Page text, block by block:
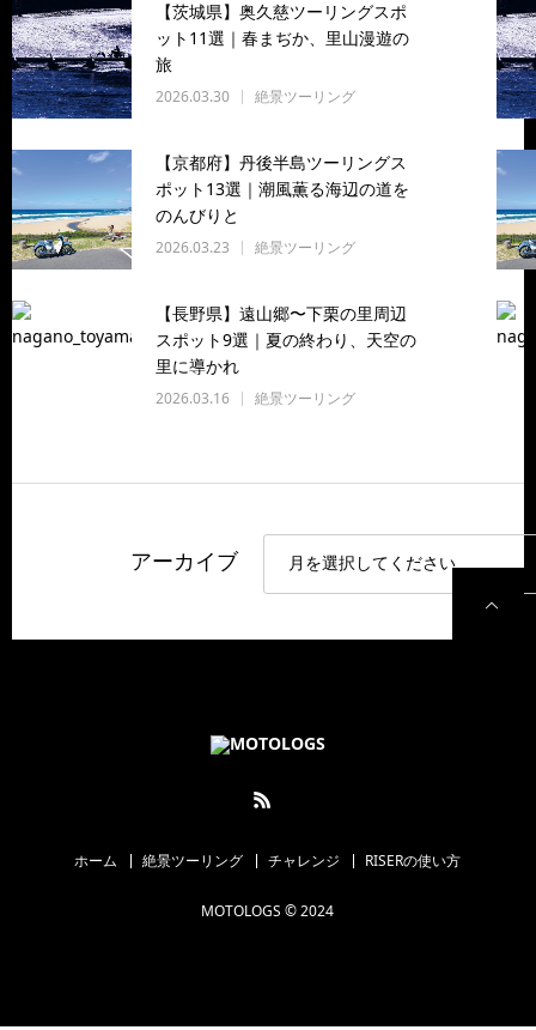
【茨城県】奥久慈ツーリングスポ
ット11選｜春まぢか、里山漫遊の
旅
2026.03.30 絶景ツーリング
【京都府】丹後半島ツーリングス
ポット13選｜潮風薫る海辺の道を
のんびりと
2026.03.23 絶景ツーリング
【長野県】遠山郷〜下栗の里周辺
スポット9選｜夏の終わり、天空の
里に導かれ
2026.03.16 絶景ツーリング
アーカイブ
ホーム 絶景ツーリング チャレンジ RISERの使い方
MOTOLOGS © 2024